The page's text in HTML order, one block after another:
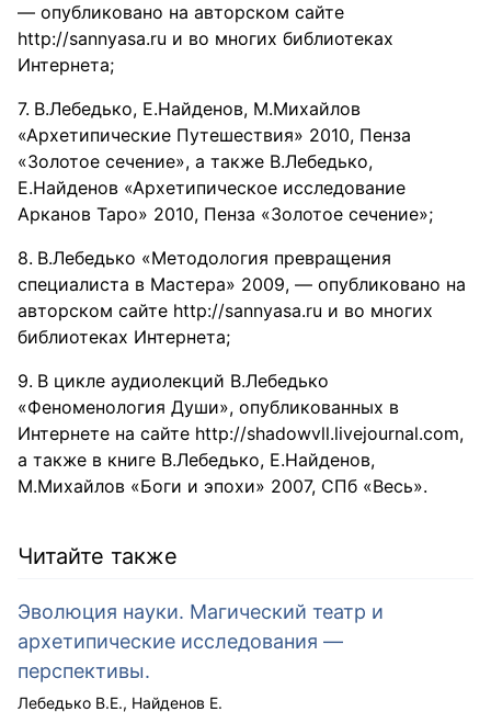
— опубликовано на авторском сайте
http://sannyasa.ru и во многих библиотеках
Интернета;
В.Лебедько, Е.Найденов, М.Михайлов
«Архетипические Путешествия» 2010, Пенза
«Золотое сечение», а также В.Лебедько,
Е.Найденов «Архетипическое исследование
Арканов Таро» 2010, Пенза «Золотое сечение»;
В.Лебедько «Методология превращения
специалиста в Мастера» 2009, — опубликовано на
авторском сайте http://sannyasa.ru и во многих
библиотеках Интернета;
В цикле аудиолекций В.Лебедько
«Феноменология Души», опубликованных в
Интернете на сайте http://shadowvll.livejournal.com,
а также в книге В.Лебедько, Е.Найденов,
М.Михайлов «Боги и эпохи» 2007, СПб «Весь».
Читайте также
Эволюция науки. Магический театр и
архетипические исследования —
перспективы.
Лебедько В.Е. Найденов Е.